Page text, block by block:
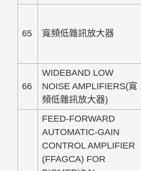
65 寬頻低雜訊放大器
66
WIDEBAND LOW
NOISE AMPLIFIERS(寬
頻低雜訊放大器)
FEED-FORWARD
AUTOMATIC-GAIN
CONTROL AMPLIFIER
(FFAGCA) FOR